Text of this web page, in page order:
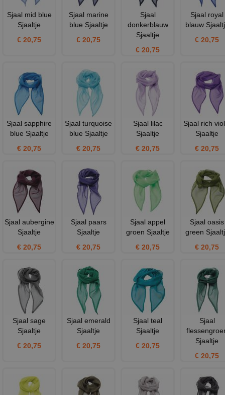
Sjaal mid blue
Sjaaltje
€ 20,75
Sjaal marine
blue Sjaaltje
€ 20,75
Sjaal
donkerblauw
Sjaaltje
€ 20,75
Sjaal royal
blauw
€ 20,75
Sjaal sapphire
blue Sjaaltje
€ 20,75
Sjaal turquoise
blue Sjaaltje
€ 20,75
Sjaal lilac
Sjaaltje
€ 20,75
Sjaal rich
Sjaaltje
€ 20,75
Sjaal aubergine
Sjaaltje
€ 20,75
Sjaal paars
Sjaaltje
€ 20,75
Sjaal appel
groen Sjaaltje
€ 20,75
Sjaal oasis
green
€ 20,75
Sjaal sage
Sjaaltje
€ 20,75
Sjaal emerald
Sjaaltje
€ 20,75
Sjaal teal
Sjaaltje
€ 20,75
Sjaal
Sjaaltje
€ 20,75